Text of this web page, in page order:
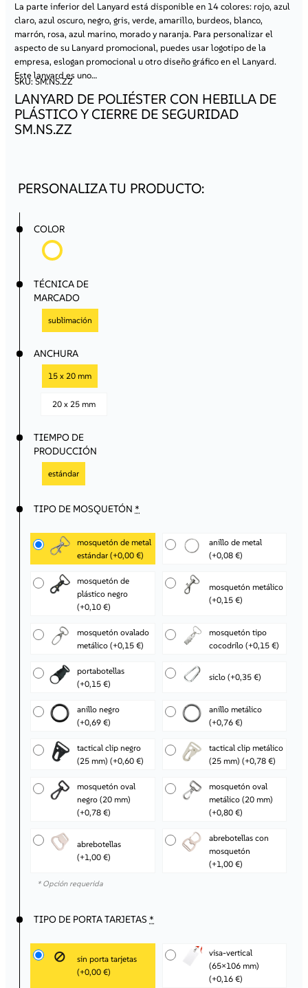
registrados.
Contacto individual con un representante – nuestro
especialista dedicado te ayudará a resolver todas tus
dudas y te asesorará en la elección de las mejores
soluciones.
Atención prioritaria– tus pedidos se procesarán más
rápido, lo que te permitirá ahorrar tiempo.
promociones y productos adaptados a las
necesidades de tu empresa.
¡Regístrate ahora y comienza a aprovechar todos los
beneficios de colaborar con nosotros!
La parte inferior del Lanyard está disponible en 14 colores: rojo, azul
claro, azul oscuro, negro, gris, verde, amarillo, burdeos, blanco,
marrón, rosa, azul marino, morado y naranja. Para personalizar el
aspecto de su Lanyard promocional, puedes usar logotipo de la
empresa, eslogan promocional u otro diseño gráfico en el Lanyard.
Este lanyard es uno…
SKU: SM.NS.ZZ
LANYARD DE POLIÉSTER CON HEBILLA DE
PLÁSTICO Y CIERRE DE SEGURIDAD
SM.NS.ZZ
COLOR
TÉCNICA DE
MARCADO
sublimación
ANCHURA
15 x 20 mm
20 x 25 mm
TIEMPO DE
PRODUCCIÓN
estándar
TIPO DE MOSQUETÓN *
mosquetón de metal
estándar(+0,00 €)
anillo de metal
(+0,08 €)
mosquetón de
plástico negro
(+0,10 €)
mosquetón metálico
(+0,15 €)
mosquetón ovalado
metálico(+0,15 €)
mosquetón tipo
cocodrilo (+0,15 €)
portabotellas
(+0,15 €)
siclo (+0,35 €)
anillo negro
(+0,69 €)
anillo metálico
(+0,76 €)
tactical clip negro
(25 mm)(+0,60 €)
tactical clip metálico
(25 mm) (+0,78 €)
mosquetón oval
negro (20 mm)
(+0,78 €)
mosquetón oval
metálico (20 mm)
(+0,80 €)
abrebotellas
(+1,00 €)
abrebotellas con
mosquetón
(+1,00 €)
* Opción requerida
TIPO DE PORTA TARJETAS *
sin porta tarjetas
(+0,00 €)
visa-vertical
(65×106 mm)
(+0,16 €)